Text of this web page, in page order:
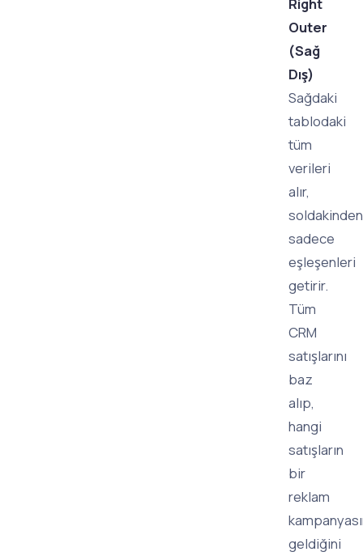
Outer
(Sağ
Dış)
Sağdaki
tablodaki
tüm
verileri
alır,
soldakinden
sadece
eşleşenleri
getirir.
Tüm
CRM
satışlarını
baz
alıp,
hangi
satışların
bir
reklam
geldiğini